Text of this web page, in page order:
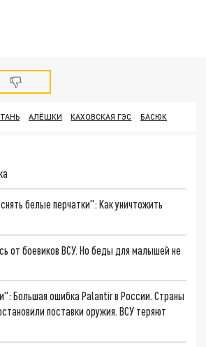
АЛЁШКИ КАХОВСКАЯ ГЭС БАСЮК
белые перчатки": Как уничтожить
от боевиков ВСУ. Но беды для малышей не
Большая ошибка Palantir в России. Страны
поставки оружия. ВСУ теряют